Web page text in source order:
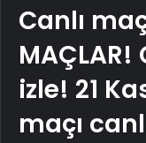
Canlı
MAÇLAR!
izle! 21
maçı